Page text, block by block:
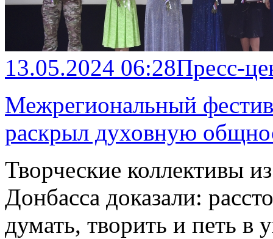
13.05.2024 06:28Пресс-
Межрегиональный
раскрыл духовную
Творческие коллективы
Донбасса доказали:
думать, творить и петь в